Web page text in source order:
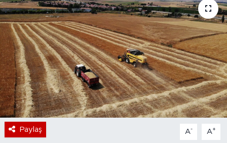
Paylaş A- A+
Bölge
Teknoloji
Magazin
Dünya
Sektör